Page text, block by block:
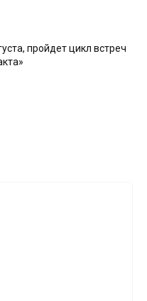
пройдет цикл встреч